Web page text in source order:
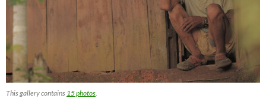
This gallery contains 15 photos